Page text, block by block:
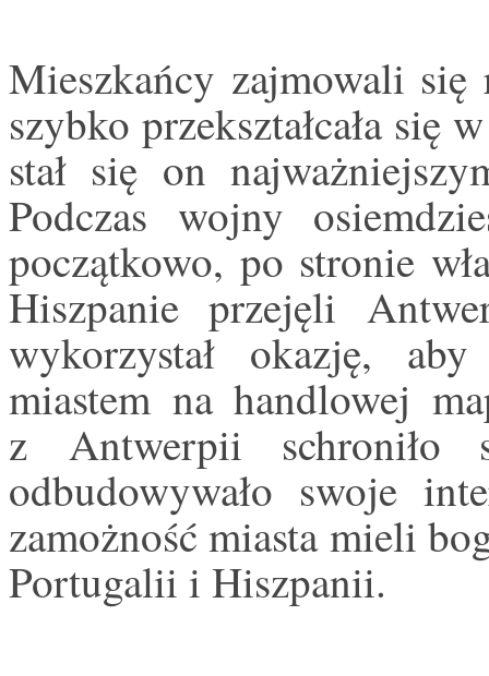
Mieszkańcy zajmowali się
szybko przekształcała
stał się on
Podczas wojny
początkowo, po stronie
Hiszpanie przejęli
wykorzystał okazję,
miastem na handlowej
z Antwerpii
odbudowywało swoje
zamożność miasta mieli
Portugalii i Hiszpanii.